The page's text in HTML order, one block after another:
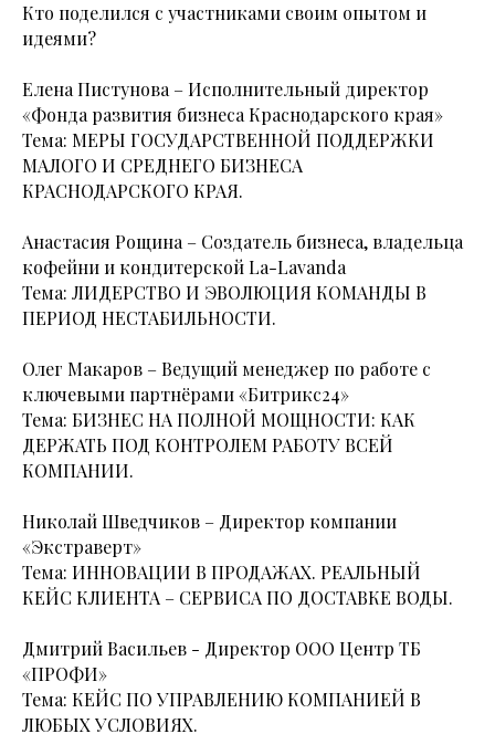
Кто поделился с участниками своим опытом и
идеями?
Елена Пистунова – Исполнительный директор
«Фонда развития бизнеса Краснодарского края»
Тема: МЕРЫ ГОСУДАРСТВЕННОЙ ПОДДЕРЖКИ
МАЛОГО И СРЕДНЕГО БИЗНЕСА
КРАСНОДАРСКОГО КРАЯ.
Анастасия Рощина – Создатель бизнеса, владельца
кофейни и кондитерской La-Lavanda
Тема: ЛИДЕРСТВО И ЭВОЛЮЦИЯ КОМАНДЫ В
ПЕРИОД НЕСТАБИЛЬНОСТИ.
Олег Макаров – Ведущий менеджер по работе с
ключевыми партнёрами «Битрикс24»
Тема: БИЗНЕС НА ПОЛНОЙ МОЩНОСТИ: КАК
ДЕРЖАТЬ ПОД КОНТРОЛЕМ РАБОТУ ВСЕЙ
КОМПАНИИ.
Николай Шведчиков – Директор компании
«Экстраверт»
Тема: ИННОВАЦИИ В ПРОДАЖАХ. РЕАЛЬНЫЙ
КЕЙС КЛИЕНТА – СЕРВИСА ПО ДОСТАВКЕ ВОДЫ.
Дмитрий Васильев - Директор ООО Центр ТБ
«ПРОФИ»
Тема: КЕЙС ПО УПРАВЛЕНИЮ КОМПАНИЕЙ В
ЛЮБЫХ УСЛОВИЯХ.